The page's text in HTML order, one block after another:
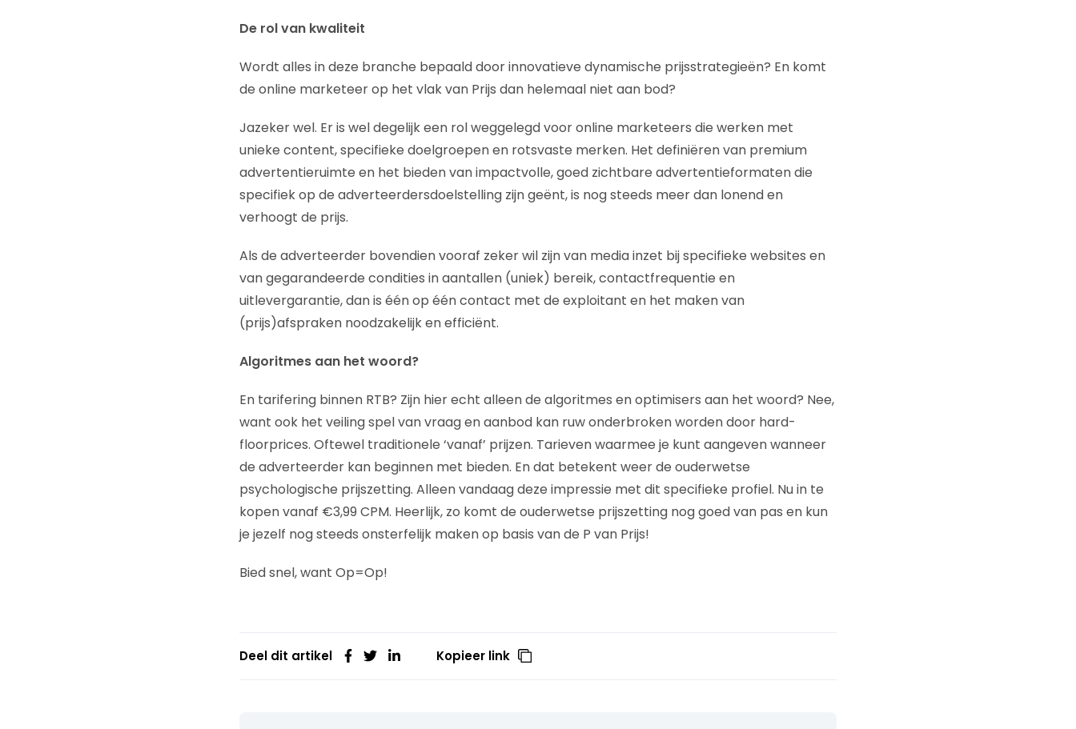
De rol van kwaliteit
Wordt alles in deze branche bepaald door innovatieve dynamische prijsstrategieën? En komt
de online marketeer op het vlak van Prijs dan helemaal niet aan bod?
Jazeker wel. Er is wel degelijk een rol weggelegd voor online marketeers die werken met
unieke content, specifieke doelgroepen en rotsvaste merken. Het definiëren van premium
advertentieruimte en het bieden van impactvolle, goed zichtbare advertentieformaten die
specifiek op de adverteerdersdoelstelling zijn geënt, is nog steeds meer dan lonend en
verhoogt de prijs.
Als de adverteerder bovendien vooraf zeker wil zijn van media inzet bij specifieke websites en
van gegarandeerde condities in aantallen (uniek) bereik, contactfrequentie en
uitlevergarantie, dan is één op één contact met de exploitant en het maken van
(prijs)afspraken noodzakelijk en efficiënt.
Algoritmes aan het woord?
En tarifering binnen RTB? Zijn hier echt alleen de algoritmes en optimisers aan het woord? Nee,
want ook het veiling spel van vraag en aanbod kan ruw onderbroken worden door hard-
floorprices. Oftewel traditionele ‘vanaf’ prijzen. Tarieven waarmee je kunt aangeven wanneer
de adverteerder kan beginnen met bieden. En dat betekent weer de ouderwetse
psychologische prijszetting. Alleen vandaag deze impressie met dit specifieke profiel. Nu in te
kopen vanaf €3,99 CPM. Heerlijk, zo komt de ouderwetse prijszetting nog goed van pas en kun
je jezelf nog steeds onsterfelijk maken op basis van de P van Prijs!
Bied snel, want Op=Op!
Deel dit artikel Kopieer link